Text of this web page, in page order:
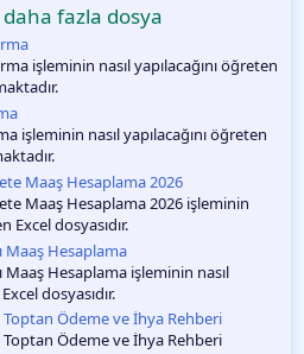
fazla dosya
işleminin nasıl yapılacağını öğreten
işleminin nasıl yapılacağını öğreten
Maaş Hesaplama 2026
Maaş Hesaplama 2026 işleminin
Excel dosyasıdır.
Maaş Hesaplama
Hesaplama işleminin nasıl
dosyasıdır.
Ödeme ve İhya Rehberi
Ödeme ve İhya Rehberi